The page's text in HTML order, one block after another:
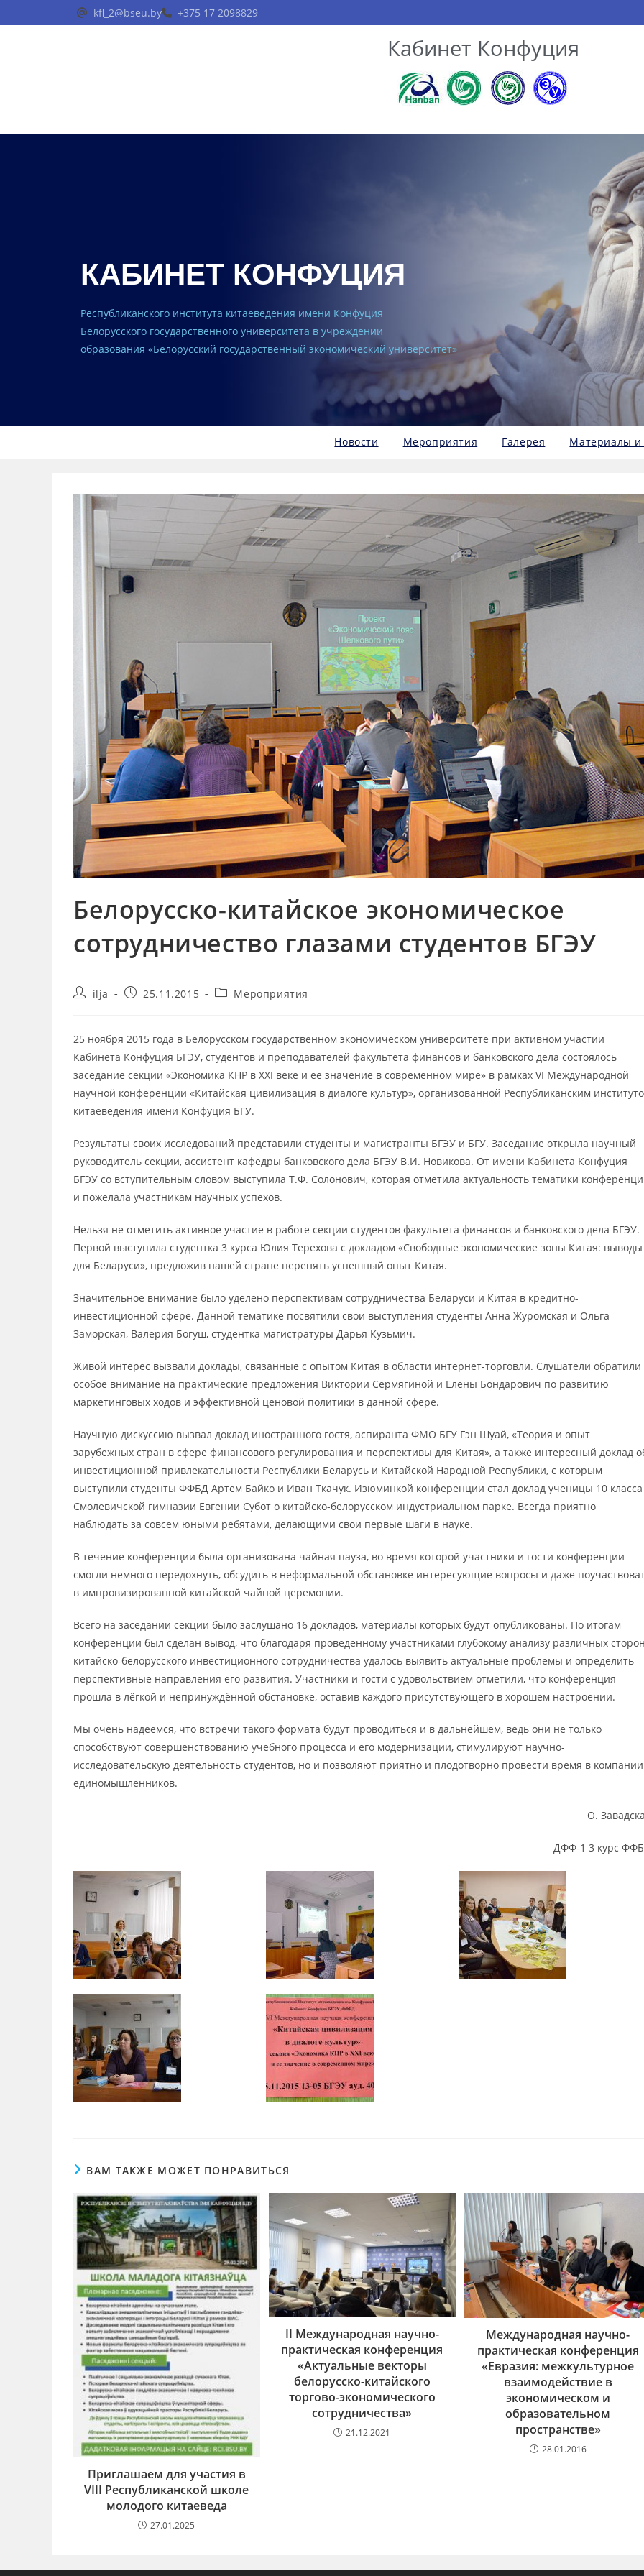
kfl_2@bseu.by +375 17 2098829
Кабинет Конфуция
КАБИНЕТ КОНФУЦИЯ
Республиканского института китаеведения имени Конфуция
Белорусского государственного университета в учреждении
образования «Белорусский государственный экономический университет»
Новости Мероприятия Галерея Материалы и
Белорусско-китайское экономическое
сотрудничество глазами студентов БГЭУ
ilja 25.11.2015 Мероприятия
25 ноября 2015 года в Белорусском государственном экономическом университете при активном участии
Кабинета Конфуция БГЭУ, студентов и преподавателей факультета финансов и банковского дела состоялось
заседание секции «Экономика КНР в XXI веке и ее значение в современном мире» в рамках VI Международной
научной конференции «Китайская цивилизация в диалоге культур», организованной Республиканским
китаеведения имени Конфуция БГУ.
Результаты своих исследований представили студенты и магистранты БГЭУ и БГУ. Заседание открыла научный
руководитель секции, ассистент кафедры банковского дела БГЭУ В.И. Новикова. От имени Кабинета Конфуция
БГЭУ со вступительным словом выступила Т.Ф. Солонович, которая отметила актуальность тематики
и пожелала участникам научных успехов.
Нельзя не отметить активное участие в работе секции студентов факультета финансов и банковского дела БГЭУ.
Первой выступила студентка 3 курса Юлия Терехова с докладом «Свободные экономические зоны Китая: выводы
для Беларуси», предложив нашей стране перенять успешный опыт Китая.
Значительное внимание было уделено перспективам сотрудничества Беларуси и Китая в кредитно-
инвестиционной сфере. Данной тематике посвятили свои выступления студенты Анна Журомская и Ольга
Заморская, Валерия Богуш, студентка магистратуры Дарья Кузьмич.
Живой интерес вызвали доклады, связанные с опытом Китая в области интернет-торговли. Слушатели обратили
особое внимание на практические предложения Виктории Сермягиной и Елены Бондарович по развитию
маркетинговых ходов и эффективной ценовой политики в данной сфере.
Научную дискуссию вызвал доклад иностранного гостя, аспиранта ФМО БГУ Гэн Шуай, «Теория и опыт
зарубежных стран в сфере финансового регулирования и перспективы для Китая», а также интересный доклад
инвестиционной привлекательности Республики Беларусь и Китайской Народной Республики, с которым
выступили студенты ФФБД Артем Байко и Иван Ткачук. Изюминкой конференции стал доклад ученицы 10 класса
Смолевичской гимназии Евгении Субот о китайско-белорусском индустриальном парке. Всегда приятно
наблюдать за совсем юными ребятами, делающими свои первые шаги в науке.
В течение конференции была организована чайная пауза, во время которой участники и гости конференции
смогли немного передохнуть, обсудить в неформальной обстановке интересующие вопросы и даже
в импровизированной китайской чайной церемонии.
Всего на заседании секции было заслушано 16 докладов, материалы которых будут опубликованы. По итогам
конференции был сделан вывод, что благодаря проведенному участниками глубокому анализу различных
китайско-белорусского инвестиционного сотрудничества удалось выявить актуальные проблемы и определить
перспективные направления его развития. Участники и гости с удовольствием отметили, что конференция
прошла в лёгкой и непринуждённой обстановке, оставив каждого присутствующего в хорошем настроении.
Мы очень надеемся, что встречи такого формата будут проводиться и в дальнейшем, ведь они не только
способствуют совершенствованию учебного процесса и его модернизации, стимулируют научно-
исследовательскую деятельность студентов, но и позволяют приятно и плодотворно провести время в компании
единомышленников.
О.
ДФФ-1 3 курс
ВАМ ТАКЖЕ МОЖЕТ ПОНРАВИТЬСЯ
Приглашаем для участия в
VIII Республиканской школе
молодого китаеведа
27.01.2025
II Международная научно-
практическая конференция
«Актуальные векторы
белорусско-китайского
торгово-экономического
сотрудничества»
21.12.2021
Международная научно-
практическая конференция
«Евразия: межкультурное
взаимодействие в
экономическом и
образовательном
пространстве»
28.01.2016